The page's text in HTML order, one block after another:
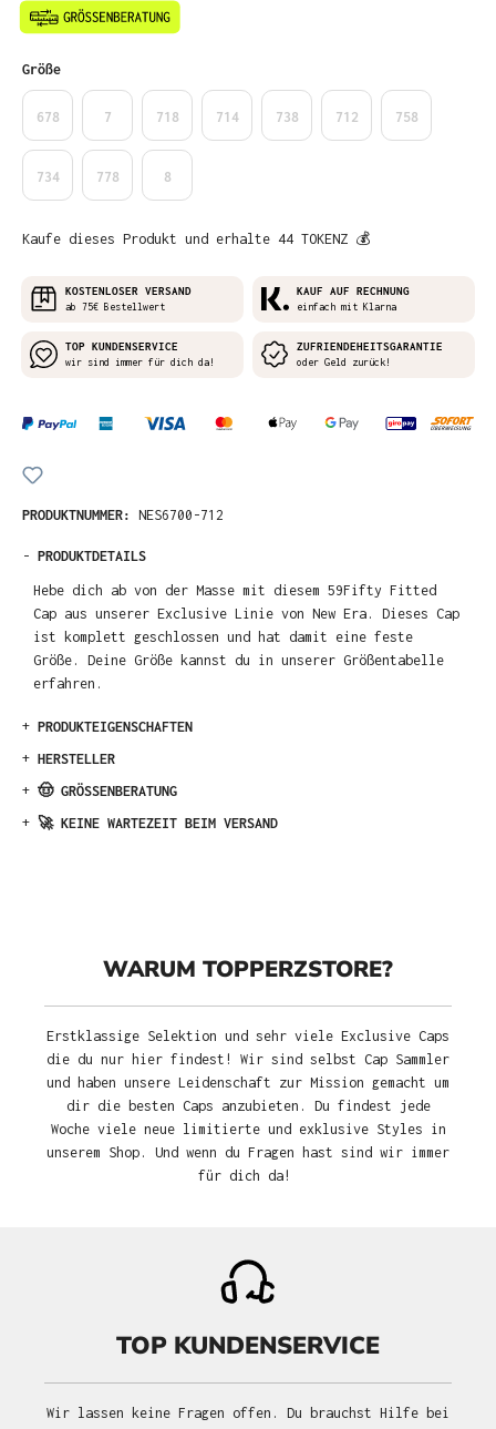
Größeauswählen
678 7 718 714 738 712 758
734 778 8
Kaufe dieses Produkt und erhalte 44 TOKENZ 💰
KOSTENLOSER VERSAND
ab 75€ Bestellwert
KAUF AUF RECHNUNG
einfach mit Klarna
TOP KUNDENSERVICE
wir sind immer für dich da!
ZUFRIENDEHEITSGARANTIE
oder Geld zurück!
PRODUKTNUMMER: NES6700-712
- PRODUKTDETAILS
Hebe dich ab von der Masse mit diesem 59Fifty Fitted
Cap aus unserer Exclusive Linie von New Era. Dieses Cap
ist komplett geschlossen und hat damit eine feste
Größe. Deine Größe kannst du in unserer Größentabelle
erfahren.
+ PRODUKTEIGENSCHAFTEN
+ HERSTELLER
+ 🤠 GRÖSSENBERATUNG
+ 🚀 KEINE WARTEZEIT BEIM VERSAND
WARUM TOPPERZSTORE?
Erstklassige Selektion und sehr viele Exclusive Caps
die du nur hier findest! Wir sind selbst Cap Sammler
und haben unsere Leidenschaft zur Mission gemacht um
dir die besten Caps anzubieten. Du findest jede
Woche viele neue limitierte und exklusive Styles in
unserem Shop. Und wenn du Fragen hast sind wir immer
für dich da!
TOP KUNDENSERVICE
Wir lassen keine Fragen offen. Du brauchst Hilfe bei